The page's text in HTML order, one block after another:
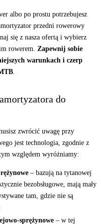
albo po prostu potrzebujesz
przedni rowerowy
się z nasza ofertą i wybierz
rowerem. Zapewnij sobie
warunkach i czerp
do
zwrócić uwagę przy
jest technologia, zgodnie z
względem wyróżniamy:
– bazują na tytanowej
bezobsługowe, mają mały
tam, gdzie nie są
sprężynowe – w tej